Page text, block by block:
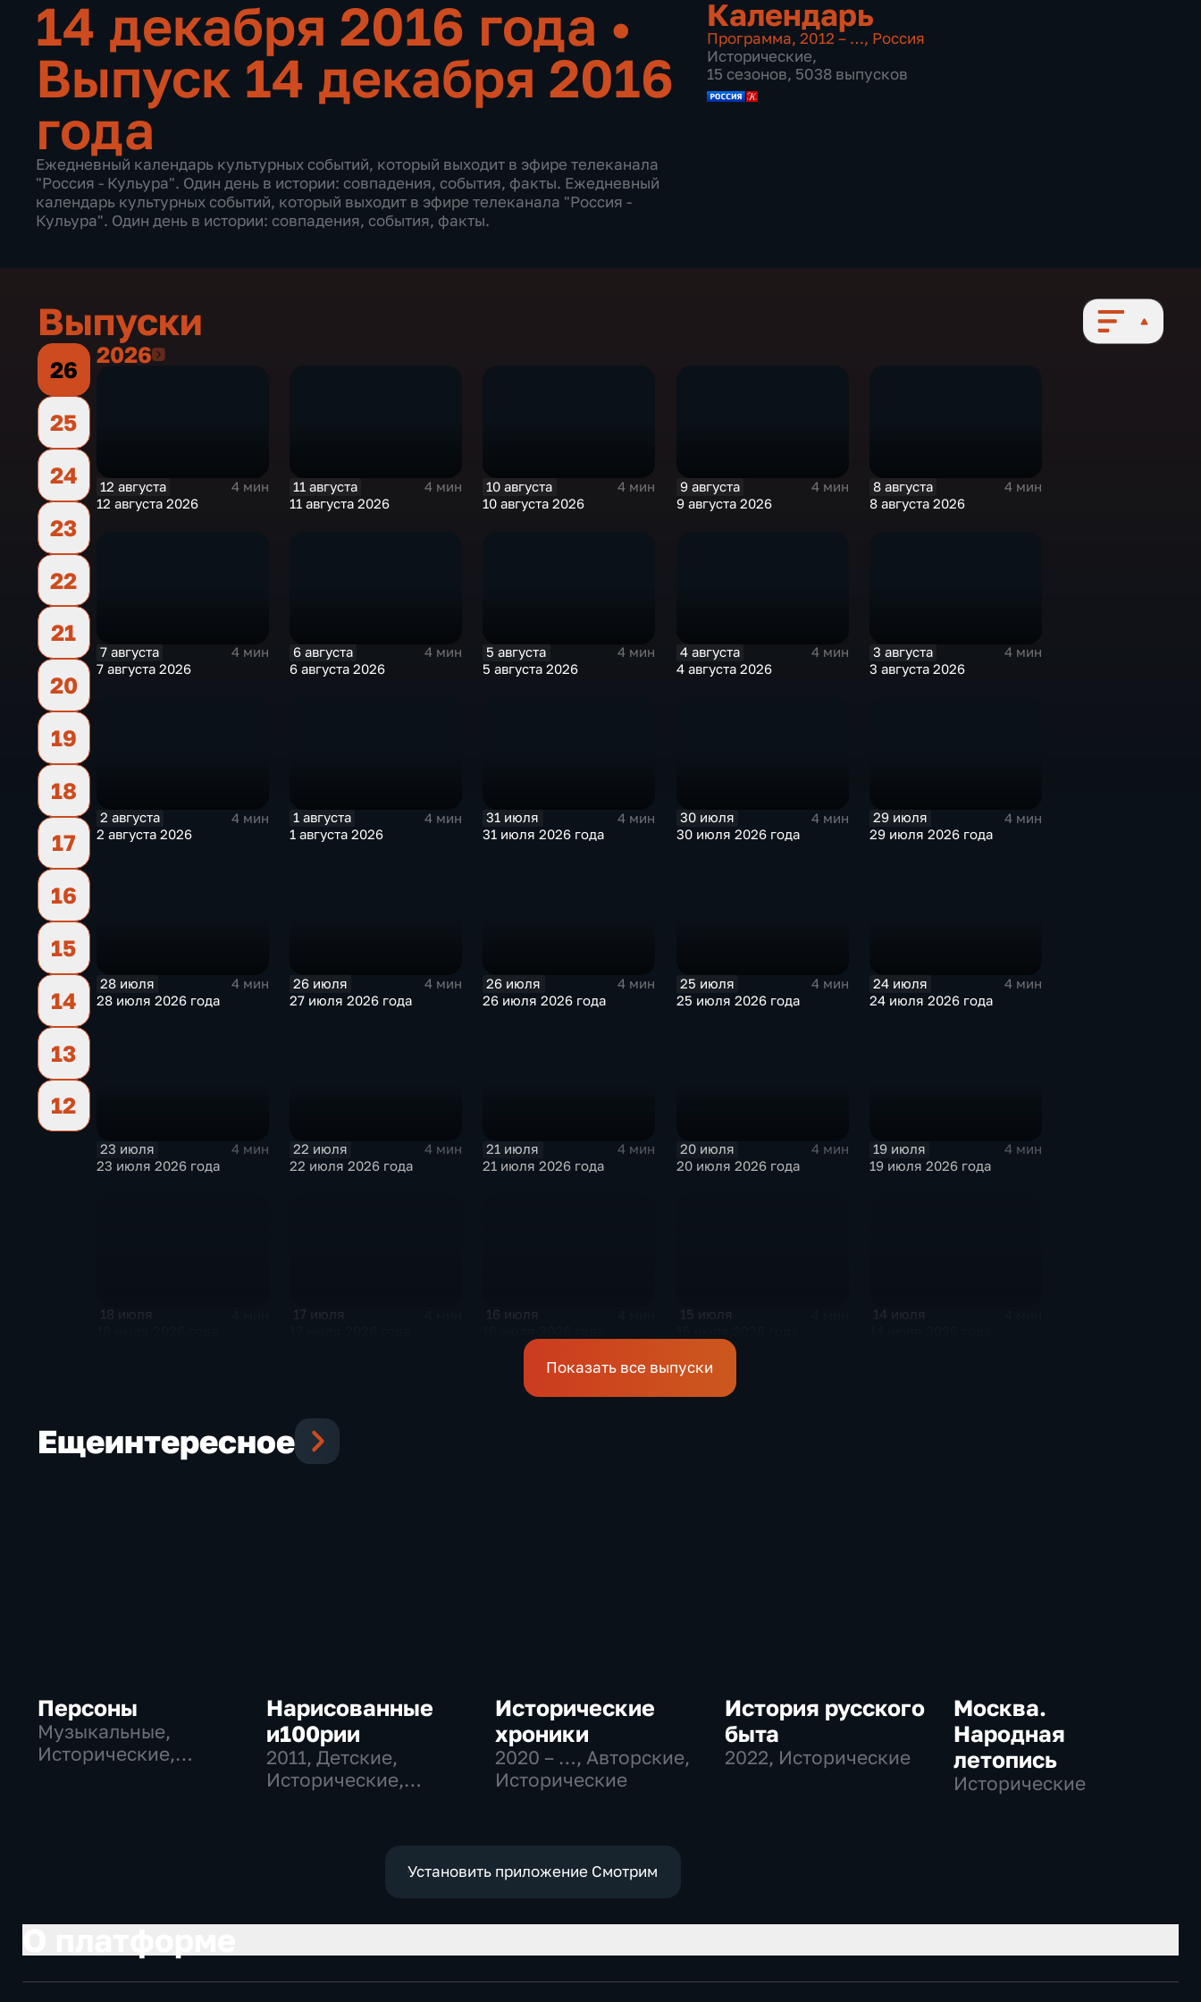
14 декабря 2016 года •
Выпуск 14 декабря 2016
года
Ежедневный календарь культурных событий, который выходит в эфире телеканала
"Россия - Кульура". Один день в истории: совпадения, события, факты. Ежедневный
календарь культурных событий, который выходит в эфире телеканала "Россия -
Кульура". Один день в истории: совпадения, события, факты.
Календарь
Программа, 2012 – …, Россия
Исторические,
15 сезонов, 5038 выпусков
Выпуски
26
25
24
23
22
21
20
19
18
17
16
15
14
13
12
20262026
12 августа
4 мин
12 августа 2026
11 августа
4 мин
11 августа 2026
10 августа
4 мин
10 августа 2026
9 августа
4 мин
9 августа 2026
8 августа
4 мин
8 августа 2026
7 августа
4 мин
7 августа 2026
6 августа
4 мин
6 августа 2026
5 августа
4 мин
5 августа 2026
4 августа
4 мин
4 августа 2026
3 августа
4 мин
3 августа 2026
2 августа
4 мин
2 августа 2026
1 августа
4 мин
1 августа 2026
31 июля
4 мин
31 июля 2026 года
30 июля
4 мин
30 июля 2026 года
29 июля
4 мин
29 июля 2026 года
28 июля
4 мин
28 июля 2026 года
26 июля
4 мин
27 июля 2026 года
26 июля
4 мин
26 июля 2026 года
25 июля
4 мин
25 июля 2026 года
24 июля
4 мин
24 июля 2026 года
23 июля
4 мин
23 июля 2026 года
22 июля
4 мин
22 июля 2026 года
21 июля
4 мин
21 июля 2026 года
20 июля
4 мин
20 июля 2026 года
19 июля
4 мин
19 июля 2026 года
18 июля 17 июля 16 июля 15 июля 14 июля
Показать все выпуски
Ещеинтересное
Персоны
Музыкальные,
Исторические,
Нарисованные
и100рии
2011, Детские,
Исторические,
Исторические
хроники
2020 – …, Авторские,
Исторические
История русского
быта
2022, Исторические
Москва.
Народная
летопись
Исторические
Установить приложение Смотрим